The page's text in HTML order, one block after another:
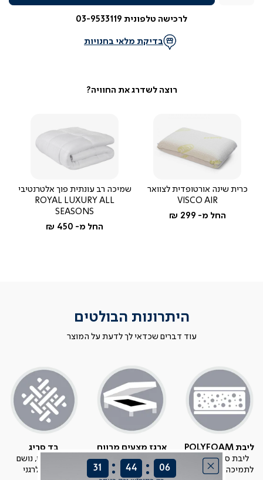
לרכישה טלפונית 03-9533119
בדיקת מלאי בחנויות
כרית שינה אורטופדית לצוואר
VISCO AIR
החל מ- 299 ₪
שמיכה רב עונתית פוך אלטרנטיבי
ROYAL LUXURY ALL
SEASONS
החל מ- 450 ₪
היתרונות הבולטים
עוד דברים שכדאי לך לדעת על המוצר
ליבת POLYFOAM
ליבת ספוג איכותי
לתמיכה נוחה וראויה
ארגז מצעים מרווח
אחסון נוח
בחדר השינה
בד סריג
בד אוורירי, נושם
ואנטי אלרגני
31 44 06
: :